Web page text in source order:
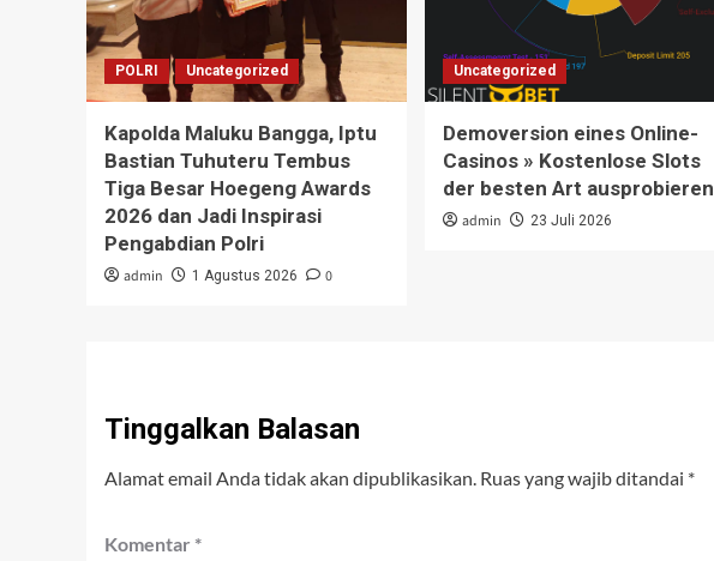
POLRI Uncategorized
Kapolda Maluku Bangga, Iptu
Bastian Tuhuteru Tembus
Tiga Besar Hoegeng Awards
2026 dan Jadi Inspirasi
Pengabdian Polri
admin 1 Agustus 2026 0
Uncategorized
Demoversion eines Online-
Casinos » Kostenlose Slots
der besten Art ausprobieren
admin 23 Juli 2026
Tinggalkan Balasan
Alamat email Anda tidak akan dipublikasikan. Ruas yang wajib ditandai *
Komentar *